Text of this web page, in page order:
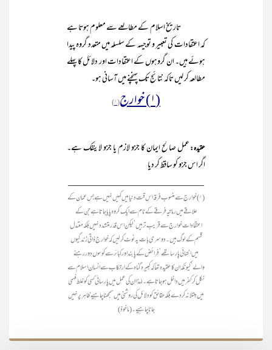
تاریخ اسلام کے مطالعے سے معلوم ہوتا ہے
کہ اعتقادات کی تعبیر و توجیہہ کے سلسلہ میں متعدد گروہ پیدا
ہوئے ہیں۔ ان گروہوں کے اعتقادات اور دلائل کا پہلے
مطالعہ کر لیں تاکہ نتائج تک پہنچنے میں آسانی ہو۔
(۱) خوارج (۱)
عقیدہ:عمل صالح ایمان کا جزو لازم یا جزو لاینفک ہے۔
اگر اس جزو کو ساقط کر دیا
____________________________
(۱) خوارج سے منسوب فرقہ اس قت دنیا میں کہیں نہیں ہے بس عمان کے
علاقے میں رماتیہ فرقے کے نام سے ایک گروہ پایا جاتا ہے جن کے
اعتقادات خوارج سے قریب تر ہیں‘ لیکن اس قدر متشدد نہیں بلکہ معتدل
قسم کے لوگ ہیں۔ دوسری بات یہ نوٹ کر لیں کہ خوارج ذاتی زندگیوں
میں انتہائی پارسا تھے‘ فرائض کے پابند اور کبائر سے کوسوں دور رہنے
والے‘ کیونکہ ان کا عقیدہ تھا کہ کبیرہ گناہ کے ارتکاب سے انسان اسلام سے
نکل کر کفر میں داخل ہو جاتا ہے۔ لہٰذا ان کی عمل میں پارسائی کسی کو غلط فہمی
میں مبتلا نہ کر دے بلکہ حقائق کو دلائل کی روشنی میں سمجھنا چاہیے ظاہر پر نہیں
جانا چاہیے۔ (ماخوذ)